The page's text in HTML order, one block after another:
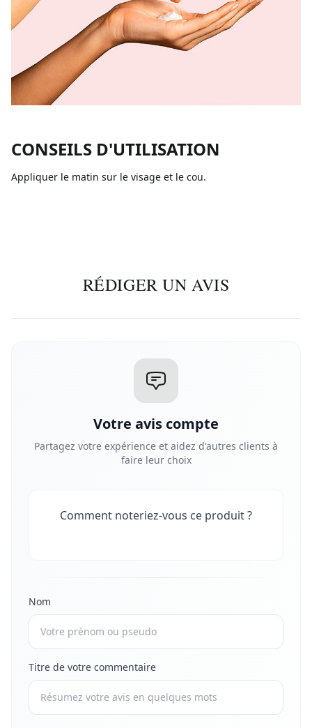
CONSEILS D'UTILISATION
Appliquer le matin sur le visage et le cou.
RÉDIGER UN AVIS
Votre avis compte
Partagez votre expérience et aidez d'autres clients à
faire leur choix
Comment noteriez-vous ce produit ?
Nom
Titre de votre commentaire